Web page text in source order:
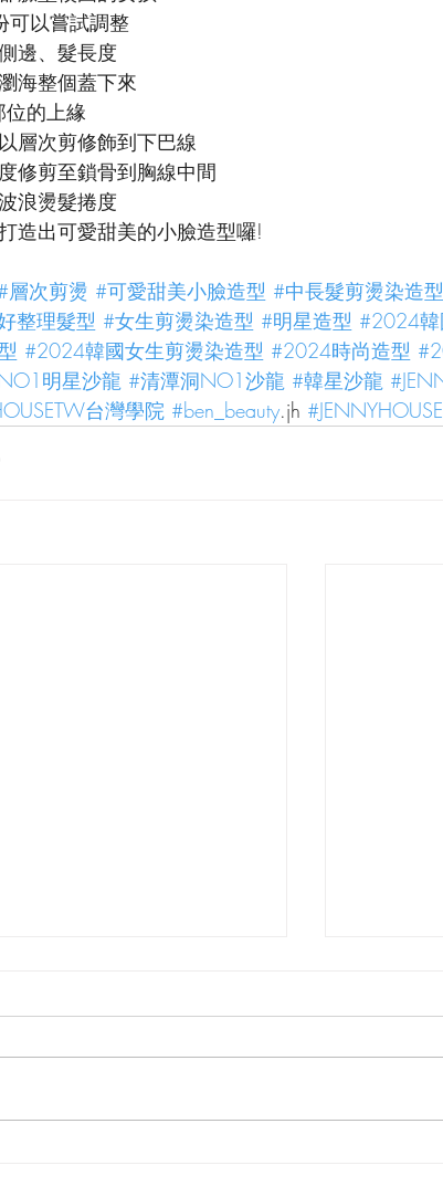
可以嘗試調整
邊、髮長度
海整個蓋下來
位的上緣
層次剪修飾到下巴線
修剪至鎖骨到胸線中間
浪燙髮捲度
造出可愛甜美的小臉造型囉!
層次剪燙 #可愛甜美小臉造型 #中長髮剪燙染造型
整理髮型 #女生剪燙染造型 #明星造型 #2024韓
#2024韓國女生剪燙染造型 #2024時尚造型
明星沙龍 #清潭洞NO1沙龍 #韓星沙龍
台灣學院 #ben_beauty.jh